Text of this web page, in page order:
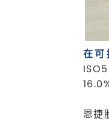
在可
恩捷